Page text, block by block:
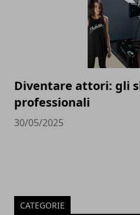
Diventare attori: gli
professionali
30/05/2025
CATEGORIE